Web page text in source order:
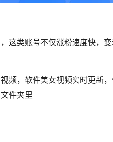
这类账号不仅涨粉速度快，
频，软件美女视频实时更新
件夹里